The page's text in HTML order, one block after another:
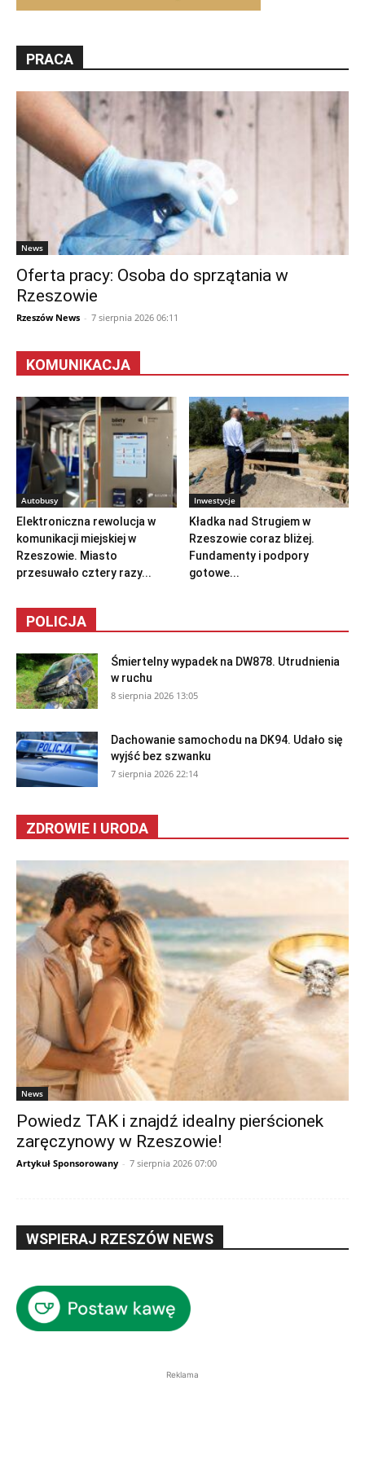
PRACA
News
Oferta pracy: Osoba do sprzątania w
Rzeszowie
Rzeszów News - 7 sierpnia 2026 06:11
KOMUNIKACJA
Autobusy
Elektroniczna rewolucja w
komunikacji miejskiej w
Rzeszowie. Miasto
przesuwało cztery razy...
Inwestycje
Kładka nad Strugiem w
Rzeszowie coraz bliżej.
Fundamenty i podpory
gotowe...
POLICJA
Śmiertelny wypadek na DW878. Utrudnienia
w ruchu
8 sierpnia 2026 13:05
Dachowanie samochodu na DK94. Udało się
wyjść bez szwanku
7 sierpnia 2026 22:14
ZDROWIE I URODA
News
Powiedz TAK i znajdź idealny pierścionek
zaręczynowy w Rzeszowie!
Artykuł Sponsorowany - 7 sierpnia 2026 07:00
WSPIERAJ RZESZÓW NEWS
Reklama